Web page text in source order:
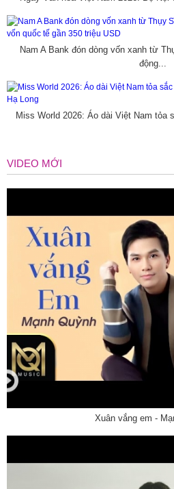
Nam A Bank đón dòng vốn xanh từ
động...
Miss World 2026: Áo dài Việt Nam tỏa
VIDEO MỚI
Xuân vắng em -